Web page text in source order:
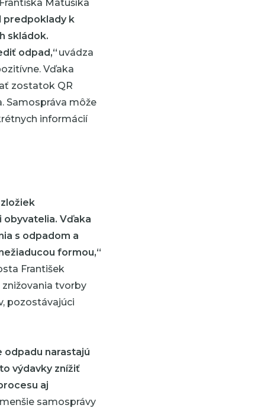
Matušíka
predpoklady k
skládok.
odpad,“ uvádza
Vďaka
zostatok QR
Samospráva môže
informácií
obyvatelia. Vďaka
s odpadom a
formou,“
František
tvorby
pozostávajúci
odpadu narastajú
výdavky znížiť
aj
samosprávy